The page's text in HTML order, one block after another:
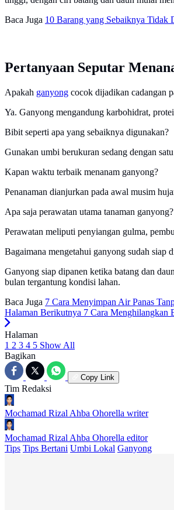
Baca Juga 10 Barang yang Sebaiknya Tidak
Pertanyaan Seputar
Apakah ganyong cocok dijadikan cadangan
Ya. Ganyong mengandung karbohidrat,
Bibit seperti apa yang sebaiknya digunakan?
Gunakan umbi berukuran sedang dengan
Kapan waktu terbaik menanam ganyong?
Penanaman dianjurkan pada awal musim
Apa saja perawatan utama tanaman ganyong?
Perawatan meliputi penyiangan gulma,
Bagaimana mengetahui ganyong sudah siap
Ganyong siap dipanen ketika batang dan
bulan tergantung kondisi lahan.
Baca Juga 7 Cara Menyimpan Air Panas
Halaman Berikutnya 7 Cara Menghilangkan
Halaman
1 2 3 4 5 Show All
Bagikan
Copy Link
Tim Redaksi
Mochamad Rizal Ahba Ohorella writer
Mochamad Rizal Ahba Ohorella editor
Tips Tips Bertani Umbi Lokal Ganyong